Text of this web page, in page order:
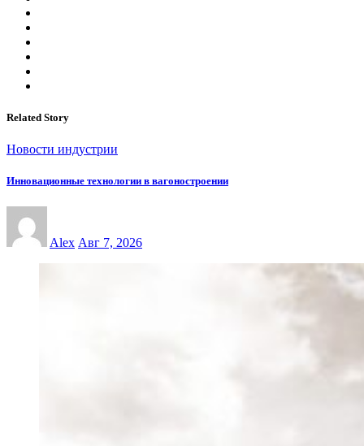
Related Story
Новости индустрии
Инновационные технологии в вагоностроении
Alex Авг 7, 2026